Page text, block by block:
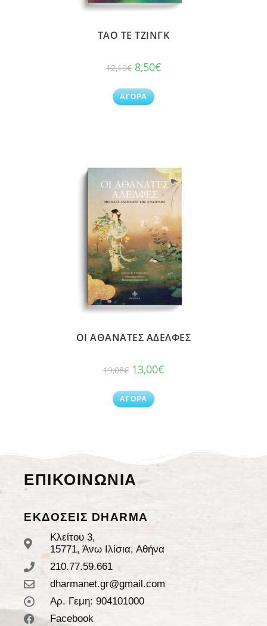
ΤΑΟ ΤΕ ΤΖΙΝΓΚ
12,19€ 8,50€
ΑΓΟΡΑ
ΟΙ ΑΘΑΝΑΤΕΣ ΑΔΕΛΦΕΣ
19,08€ 13,00€
ΑΓΟΡΑ
ΕΠΙΚΟΙΝΩΝΙΑ
ΕΚΔΟΣΕΙΣ DHARMA
Κλείτου 3,
15771, Άνω Ιλίσια, Αθήνα
210.77.59.661
dharmanet.gr@gmail.com
Αρ. Γεμη: 904101000
Facebook